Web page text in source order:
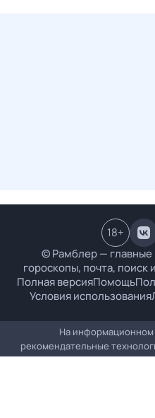
© Рамблер — главные
гороскопы, почта, поиск
Полная версияПомощь
Условия использования
18+
На
рекомендательные